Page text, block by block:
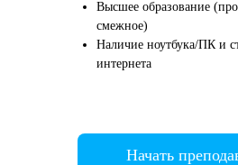
Начать
Высшее образование
смежное)
Наличие ноутбука/ПК и
интернета